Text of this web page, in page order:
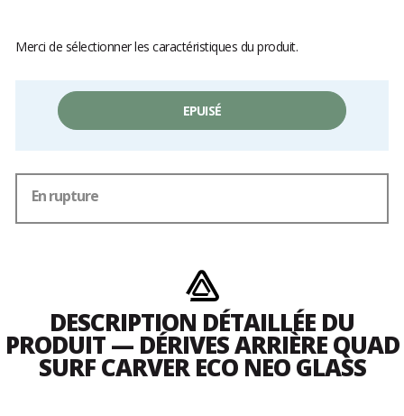
Merci de sélectionner les caractéristiques du produit.
EPUISÉ
En rupture
DESCRIPTION DÉTAILLÉE DU
PRODUIT — DÉRIVES ARRIÈRE QUAD
SURF CARVER ECO NEO GLASS